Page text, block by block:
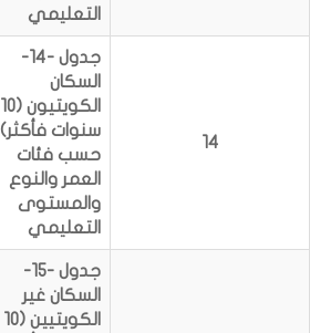
التعليمي
14
جدول -14-
السكان
الكويتيون (10
سنوات فأكثر)
حسب فئات
العمر والنوع
والمستوى
التعليمي
جدول -15-
السكان غير
الكويتيين (10